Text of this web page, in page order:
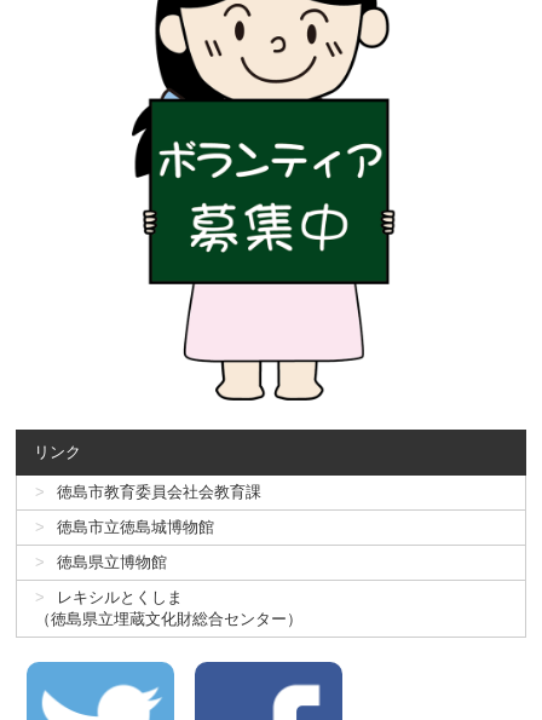
リンク
徳島市教育委員会社会教育課
徳島市立徳島城博物館
徳島県立博物館
レキシルとくしま
（徳島県立埋蔵文化財総合センター）